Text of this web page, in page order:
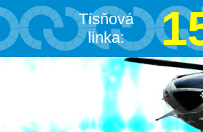
Tísňová
linka: